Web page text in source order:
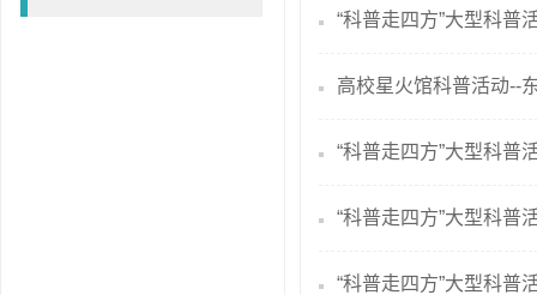
“科普走四方”大型科普
高校星火馆科普活动--
“科普走四方”大型科普
“科普走四方”大型科普
“科普走四方”大型科普